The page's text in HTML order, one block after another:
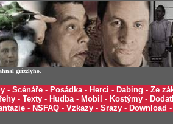
grizzlyho.
- Scénáře - Posádka- Herci - Dabing - Ze
- Texty - Hudba- Mobil - Kostýmy -
- NSFAQ - Vzkazy - Srazy - Download -